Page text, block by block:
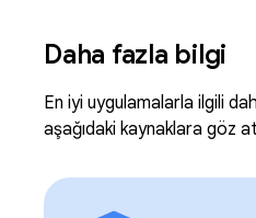
Daha fazla bilgi
En iyi uygulamalarla ilgili
aşağıdaki kaynaklara göz